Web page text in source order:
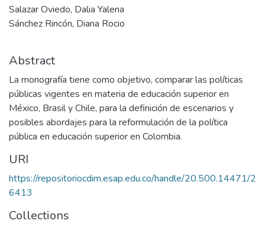
Salazar Oviedo, Dalia Yalena
Sánchez Rincón, Diana Rocio
Abstract
La monografía tiene como objetivo, comparar las políticas
públicas vigentes en materia de educación superior en
México, Brasil y Chile, para la definición de escenarios y
posibles abordajes para la reformulación de la política
pública en educación superior en Colombia.
URI
https://repositoriocdim.esap.edu.co/handle/20.500.14471/2
6413
Collections